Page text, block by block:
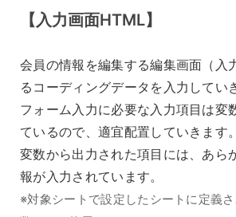
【入力画面HTML】
会員の情報を編集する編集画面（入
るコーディングデータを入力してい
フォーム入力に必要な入力項目は変
ているので、適宜配置していきます。
変数から出力された項目には、あら
報が入力されています。
※対象シートで設定したシートに定義